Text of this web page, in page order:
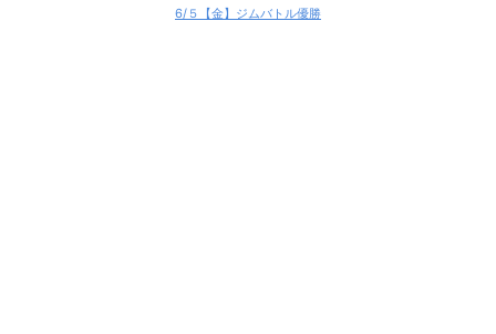
6/５【金】ジムバトル優勝